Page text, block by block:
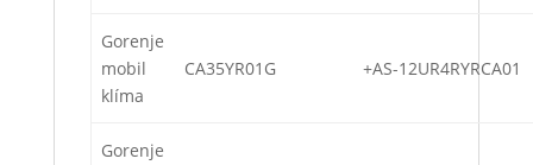
Gorenje
mobil
klíma
CA35YR01G +AS-12UR4RYRCA01
Gorenje